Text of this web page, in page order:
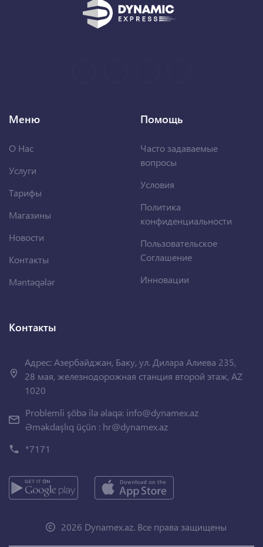
Меню
О Нас
Услуги
Тарифы
Магазины
Новости
Контакты
Məntəqələr
Помощь
Часто задаваемые
вопросы
Условия
Политика
конфиденциальности
Пользовательское
Соглашение
Инновации
Контакты
Адрес: Азербайджан, Баку, ул. Дилара Алиева 235,
28 мая, железнодорожная станция второй этаж, AZ
1020
Problemli şöbə ilə əlaqə: info@dynamex.az
Əməkdaşlıq üçün : hr@dynamex.az
*7171
2026 Dynamex.az. Все права защищены